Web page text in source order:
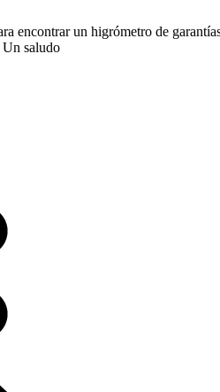
encontrar un higrómetro de
Un saludo